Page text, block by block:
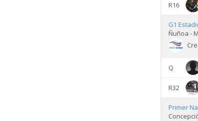
R16
G1
Ñuñoa -
Q
R32
Primer